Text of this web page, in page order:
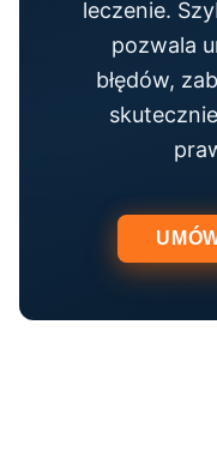
leczenie.
pozwala
błędów,